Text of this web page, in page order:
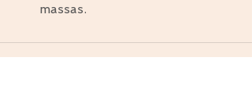
massas.